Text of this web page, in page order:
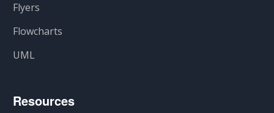
Flyers
Flowcharts
UML
Resources